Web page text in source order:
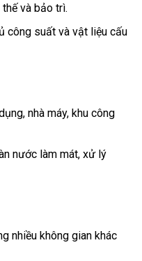
và bảo trì.
công suất và vật liệu cấu
nhà máy, khu công
nước làm mát, xử lý
nhiều không gian khác